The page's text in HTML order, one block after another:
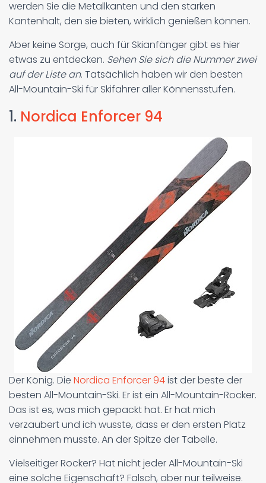
werden Sie die Metallkanten und den starken
Kantenhalt, den sie bieten, wirklich genießen können.
Aber keine Sorge, auch für Skianfänger gibt es hier
etwas zu entdecken. Sehen Sie sich die Nummer zwei
auf der Liste an. Tatsächlich haben wir den besten
All-Mountain-Ski für Skifahrer aller Könnensstufen.
1. Nordica Enforcer 94
Der König. Die Nordica Enforcer 94ist der beste der
besten All-Mountain-Ski. Er ist ein All-Mountain-Rocker.
Das ist es, was mich gepackt hat. Er hat mich
verzaubert und ich wusste, dass er den ersten Platz
einnehmen musste. An der Spitze der Tabelle.
Vielseitiger Rocker? Hat nicht jeder All-Mountain-Ski
eine solche Eigenschaft? Falsch, aber nur teilweise.